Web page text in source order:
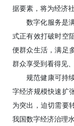
据要素，将为经济
数字化服务是
式正有效打破时空
便群众生活，满足
群众享受到看得见
规范健康可持
字经济规模快速扩
为突出，迫切需要
我国数字经济治理